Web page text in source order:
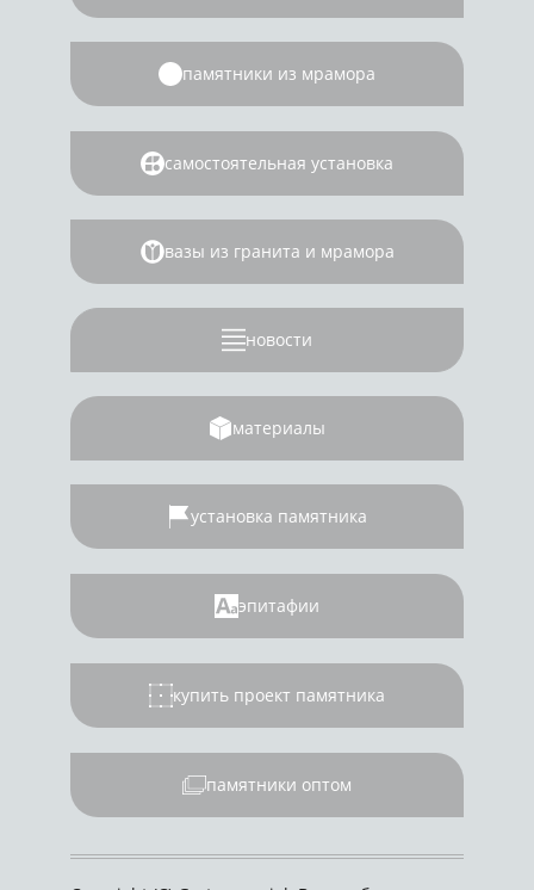
памятники из мрамора
самостоятельная установка
вазы из гранита и мрамора
новости
материалы
установка памятника
эпитафии
купить проект памятника
памятники оптом